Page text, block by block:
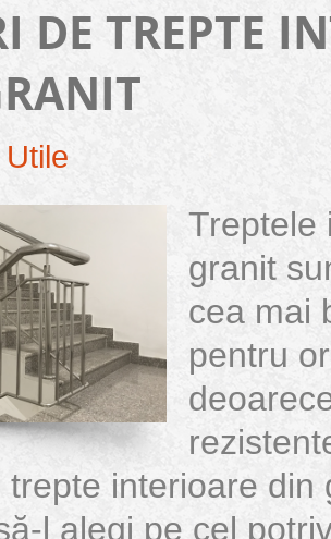
DE TREPTE
Utile
Treptele
granit
cea mai
pentru
trepte interioare din
l alegi pe cel